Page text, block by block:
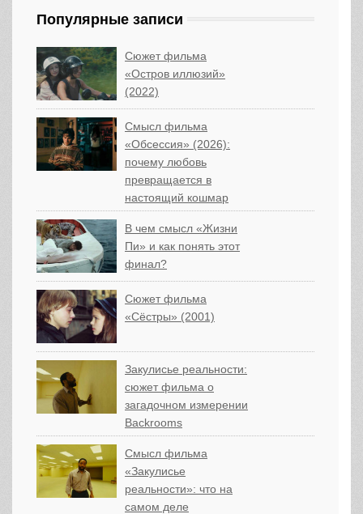
Популярные записи
Сюжет фильма
«Остров иллюзий»
(2022)
Смысл фильма
«Обсессия» (2026):
почему любовь
превращается в
настоящий кошмар
В чем смысл «Жизни
Пи» и как понять этот
финал?
Сюжет фильма
«Сёстры» (2001)
Закулисье реальности:
сюжет фильма о
загадочном измерении
Backrooms
Смысл фильма
«Закулисье
реальности»: что на
самом деле